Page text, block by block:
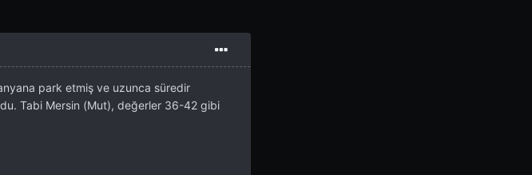
park etmiş ve uzunca süredir
Tabi Mersin (Mut), değerler 36-42 gibi